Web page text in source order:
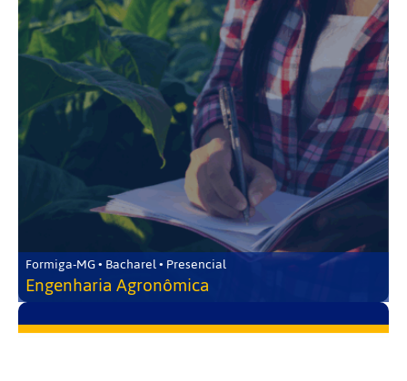
Formiga-MG • Bacharel • Presencial
Engenharia Agronômica